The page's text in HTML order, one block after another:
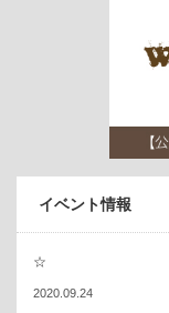
イベント情報
☆
2020.09.24